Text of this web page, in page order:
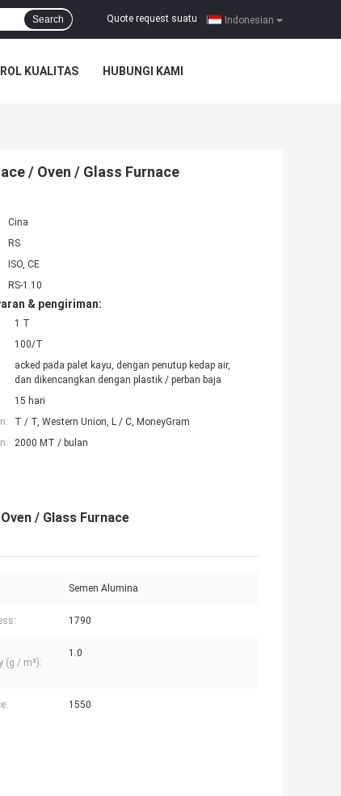
Indonesian
Quote request suatu
Search
KUALITAS HUBUNGI KAMI
/ Oven / Glass Furnace
Cina
RS
ISO, CE
RS-1.10
& pengiriman:
1 T
100/T
acked pada palet kayu, dengan penutup kedap air,
dan dikencangkan dengan plastik / perban baja
15 hari
T / T, Western Union, L / C, MoneyGram
2000 MT / bulan
/ Glass Furnace
Semen Alumina
1790
(g / m³):
1.0
1550